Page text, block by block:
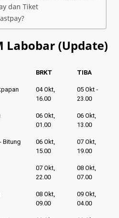
dan Tiket
Labobar (Update)
BRKT TIBA
04 Okt,
16.00
05 Okt -
23.00
06 Okt,
01.00
06 Okt,
13.00
Bitung
06 Okt,
15.00
07 Okt,
19.00
07 Okt,
22.00
08 Okt,
07.00
08 Okt,
09.00
09 Okt,
04.00